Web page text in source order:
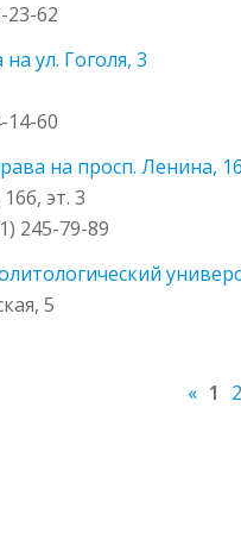
23-62
ул. Гоголя, 3
14-60
на просп. Ленина,
эт. 3
245-79-89
5
« 1 2